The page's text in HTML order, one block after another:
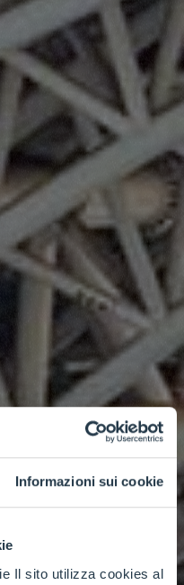
Informazioni sui cookie
Il sito utilizza cookies al